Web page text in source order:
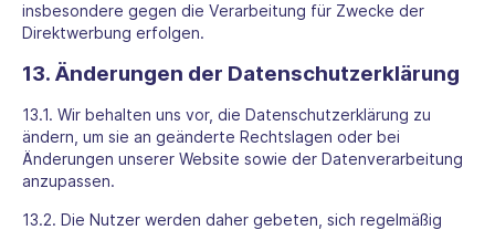
insbesondere gegen die Verarbeitung für Zwecke der
Direktwerbung erfolgen.
13. Änderungen der Datenschutzerklärung
13.1. Wir behalten uns vor, die Datenschutzerklärung zu
ändern, um sie an geänderte Rechtslagen oder bei
Änderungen unserer Website sowie der Datenverarbeitung
anzupassen.
13.2. Die Nutzer werden daher gebeten, sich regelmäßig